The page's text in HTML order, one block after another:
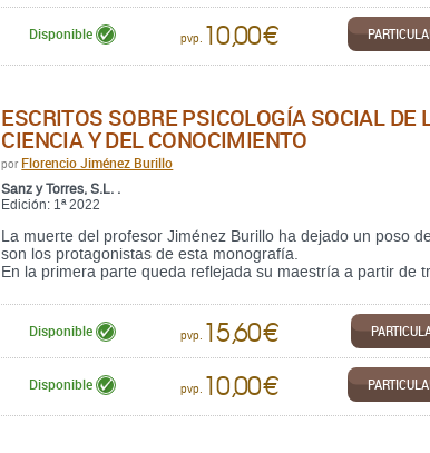
Disponible pvp. 10,00 €
ESCRITOS SOBRE PSICOLOGÍA SOCIAL DE
CIENCIA Y DEL CONOCIMIENTO
por Florencio Jiménez Burillo
Sanz y Torres, S.L. .
Edición: 1ª 2022
La muerte del profesor Jiménez Burillo ha dejado un poso
son los protagonistas de esta monografía.
En la primera parte queda reflejada su maestría a partir de
Disponible pvp. 15,60 €
Disponible pvp. 10,00 €